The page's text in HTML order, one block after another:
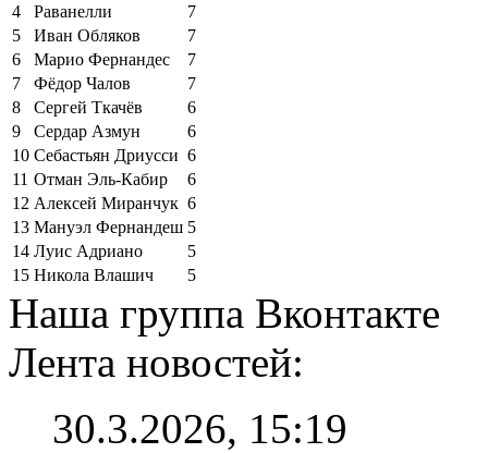
4
Раванелли
7
5
Иван Обляков
7
6
Марио Фернандес
7
7
Фёдор Чалов
7
8
Сергей Ткачёв
6
9
Сердар Азмун
6
10 Себастьян Дриусси 6
11 Отман Эль-Кабир
6
12 Алексей Миранчук 6
13 Мануэл Фернандеш 5
14 Луис Адриано
5
15 Никола Влашич 5
Наша группа Вконтакте
Лента новостей:
30.3.2026, 15:19